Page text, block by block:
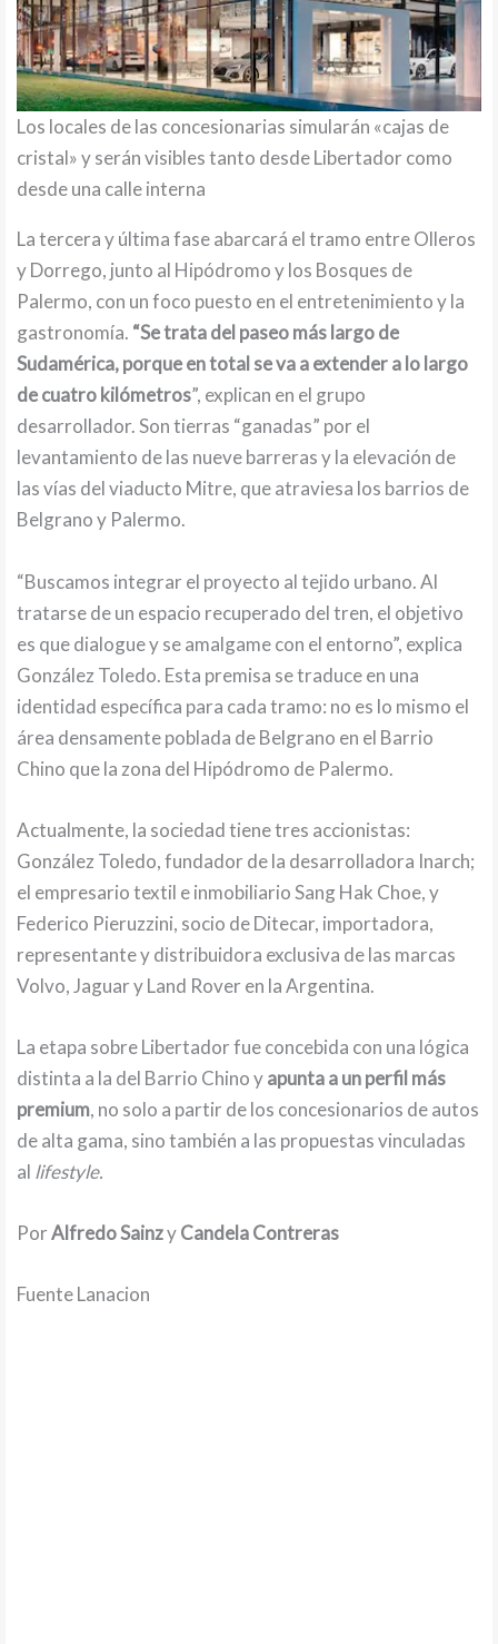
Los locales de las concesionarias simularán «cajas de
cristal» y serán visibles tanto desde Libertador como
desde una calle interna
La tercera y última fase abarcará el tramo entre Olleros
y Dorrego, junto al Hipódromo y los Bosques de
Palermo, con un foco puesto en el entretenimiento y la
gastronomía. “Se trata del paseo más largo de
Sudamérica, porque en total se va a extender a lo largo
de cuatro kilómetros”, explican en el grupo
desarrollador. Son tierras “ganadas” por el
levantamiento de las nueve barreras y la elevación de
las vías del viaducto Mitre, que atraviesa los barrios de
Belgrano y Palermo.
“Buscamos integrar el proyecto al tejido urbano. Al
tratarse de un espacio recuperado del tren, el objetivo
es que dialogue y se amalgame con el entorno”, explica
González Toledo. Esta premisa se traduce en una
identidad específica para cada tramo: no es lo mismo el
área densamente poblada de Belgrano en el Barrio
Chino que la zona del Hipódromo de Palermo.
Actualmente, la sociedad tiene tres accionistas:
González Toledo, fundador de la desarrolladora Inarch;
el empresario textil e inmobiliario Sang Hak Choe, y
Federico Pieruzzini, socio de Ditecar, importadora,
representante y distribuidora exclusiva de las marcas
Volvo, Jaguar y Land Rover en la Argentina.
La etapa sobre Libertador fue concebida con una lógica
distinta a la del Barrio Chino yapunta a un perfil más
premium, no solo a partir de los concesionarios de autos
de alta gama, sino también a las propuestas vinculadas
al lifestyle.
PorAlfredo SainzyCandela Contreras
Fuente Lanacion